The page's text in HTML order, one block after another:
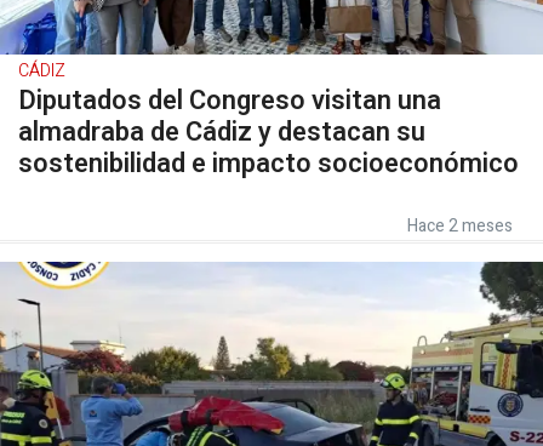
CÁDIZ
Diputados del Congreso visitan una
almadraba de Cádiz y destacan su
sostenibilidad e impacto socioeconómico
Hace 2 meses